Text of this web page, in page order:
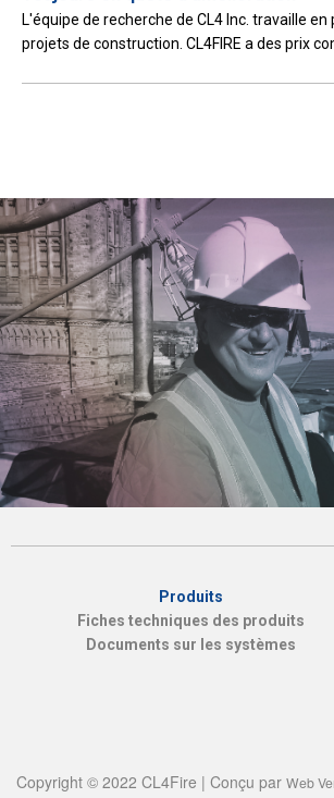
L'équipe de recherche de CL4 Inc. travaille
projets de construction. CL4FIRE a des prix
Produits
Fiches techniques des produits
Documents sur les systèmes
Copyright © 2022 CL4Fire | Conçu par Web